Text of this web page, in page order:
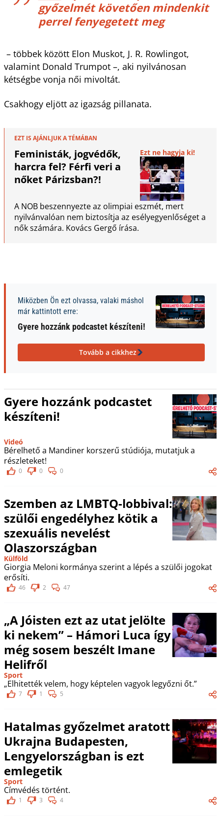
győzelmét követően mindenkit
perrel fenyegetett meg
– többek között Elon Muskot, J. R. Rowlingot,
valamint Donald Trumpot –, aki nyilvánosan
kétségbe vonja női mivoltát.
Csakhogy eljött az igazság pillanata.
EZT IS AJÁNLJUK A TÉMÁBAN
Feministák, jogvédők,
harcra fel? Férfi veri a
nőket Párizsban?!
Ezt ne hagyja ki!
A NOB beszennyezte az olimpiai eszmét, mert
nyilvánvalóan nem biztosítja az esélyegyenlőséget a
nők számára. Kovács Gergő írása.
Miközben Ön ezt olvassa, valaki máshol
már kattintott erre:
Gyere hozzánk podcastet készíteni!
Tovább a cikkhez
Gyere hozzánk podcastet
készíteni!
Videó
Bérelhető a Mandiner korszerű stúdiója, mutatjuk a
részleteket!
0 0 0
Szemben az LMBTQ-lobbival:
szülői engedélyhez kötik a
szexuális nevelést
Olaszországban
Külföld
Giorgia Meloni kormánya szerint a lépés a szülői jogokat
erősíti.
46 2 47
„A Jóisten ezt az utat jelölte
ki nekem” – Hámori Luca így
még sosem beszélt Imane
Helifről
Sport
„Elhitették velem, hogy képtelen vagyok legyőzni őt.”
7 1 5
Hatalmas győzelmet aratott
Ukrajna Budapesten,
Lengyelországban is ezt
emlegetik
Sport
Címvédés történt.
1 3 4